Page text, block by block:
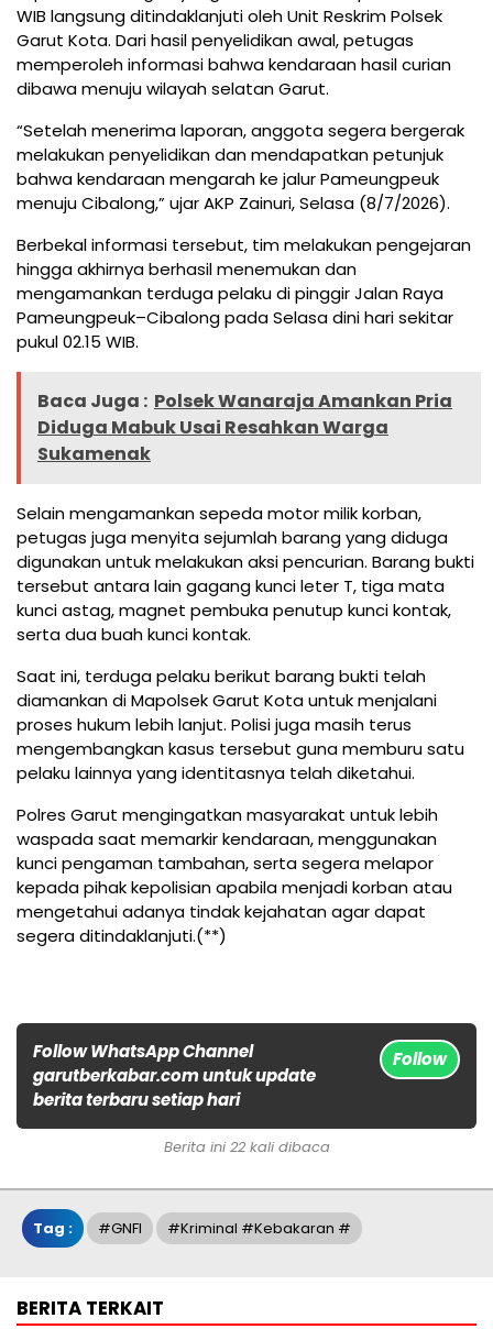
WIB langsung ditindaklanjuti oleh Unit Reskrim Polsek
Garut Kota. Dari hasil penyelidikan awal, petugas
memperoleh informasi bahwa kendaraan hasil curian
dibawa menuju wilayah selatan Garut.
“Setelah menerima laporan, anggota segera bergerak
melakukan penyelidikan dan mendapatkan petunjuk
bahwa kendaraan mengarah ke jalur Pameungpeuk
menuju Cibalong,” ujar AKP Zainuri, Selasa (8/7/2026).
Berbekal informasi tersebut, tim melakukan pengejaran
hingga akhirnya berhasil menemukan dan
mengamankan terduga pelaku di pinggir Jalan Raya
Pameungpeuk–Cibalong pada Selasa dini hari sekitar
pukul 02.15 WIB.
Baca Juga : Polsek Wanaraja Amankan Pria
Diduga Mabuk Usai Resahkan Warga
Sukamenak
Selain mengamankan sepeda motor milik korban,
petugas juga menyita sejumlah barang yang diduga
digunakan untuk melakukan aksi pencurian. Barang bukti
tersebut antara lain gagang kunci leter T, tiga mata
kunci astag, magnet pembuka penutup kunci kontak,
serta dua buah kunci kontak.
Saat ini, terduga pelaku berikut barang bukti telah
diamankan di Mapolsek Garut Kota untuk menjalani
proses hukum lebih lanjut. Polisi juga masih terus
mengembangkan kasus tersebut guna memburu satu
pelaku lainnya yang identitasnya telah diketahui.
Polres Garut mengingatkan masyarakat untuk lebih
waspada saat memarkir kendaraan, menggunakan
kunci pengaman tambahan, serta segera melapor
kepada pihak kepolisian apabila menjadi korban atau
mengetahui adanya tindak kejahatan agar dapat
segera ditindaklanjuti.(**)
Follow WhatsApp Channel
garutberkabar.com untuk update
berita terbaru setiap hari
Follow
Berita ini 22 kali dibaca
Tag : #GNFI #Kriminal #Kebakaran #
BERITA TERKAIT